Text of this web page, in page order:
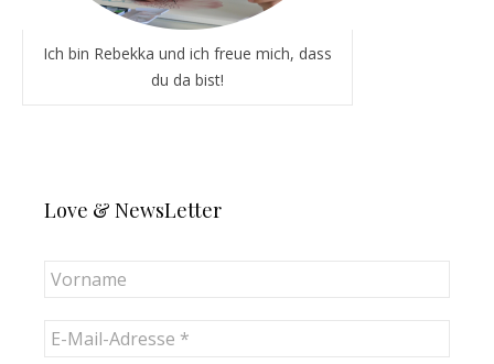
Ich bin Rebekka und ich freue mich, dass
du da bist!
Love & NewsLetter